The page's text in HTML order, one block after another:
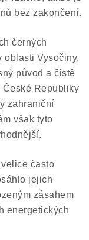
bez zakončení.
černých
oblasti Vysočiny,
původ a čistě
České Republiky
zahraniční
však tyto
často
jejich
zásahem
energetických